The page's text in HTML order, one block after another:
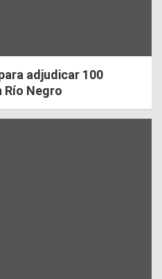
adjudicar 100
Río Negro